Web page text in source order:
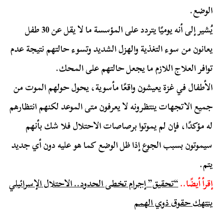
الوضع.
يُشير إلى أنه يوميًا يتردد على المؤسسة ما لا يقل عن 30 طفل
يعانون من سوء التغذية والهزل الشديد وتسوء حالتهم نتيجة عدم
توافر العلاج اللازم ما يجعل حالتهم على المحك.
الأطفال في غزة يعيشون واقعًا مأسوية، يحول حولهم الموت من
جميع الاتجهات ينتظرونه لا يعرفون متى الموعد لكنهم انتظارهم
له مؤكدًا، فإن لم يموتوا برصاصات الاحتلال فلا شك بأنهم
سيموتون بسبب الجوع إذا ظل الوضع كما هو عليه دون أي جديد
يتم.
إقرأ أيضًا..“تحقيق” إجرام تخطى الحدود.. الاحتلال الإسرائيلي
ينتهك حقوق ذوي الهمم